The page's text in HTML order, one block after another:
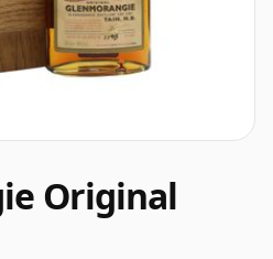
Original